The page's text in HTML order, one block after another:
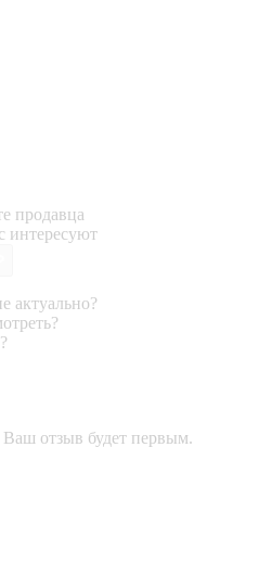
продавца
интересуют
актуально?
отзыв будет первым.